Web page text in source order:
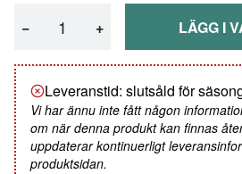
− + LÄGG I
Leveranstid: slutsåld för
Vi har ännu inte fått någon
om när denna produkt kan finnas
uppdaterar kontinuerligt
produktsidan.